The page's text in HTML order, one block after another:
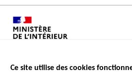
Ce site utilise des cookies